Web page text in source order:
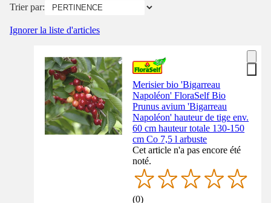
Trier par:
Ignorer la liste d'articles
Merisier bio 'Bigarreau
Napoléon' FloraSelf Bio
Prunus avium 'Bigarreau
Napoléon' hauteur de tige env.
60 cm hauteur totale 130-150
cm Co 7,5 l arbuste
Cet article n'a pas encore été
noté.
(0)